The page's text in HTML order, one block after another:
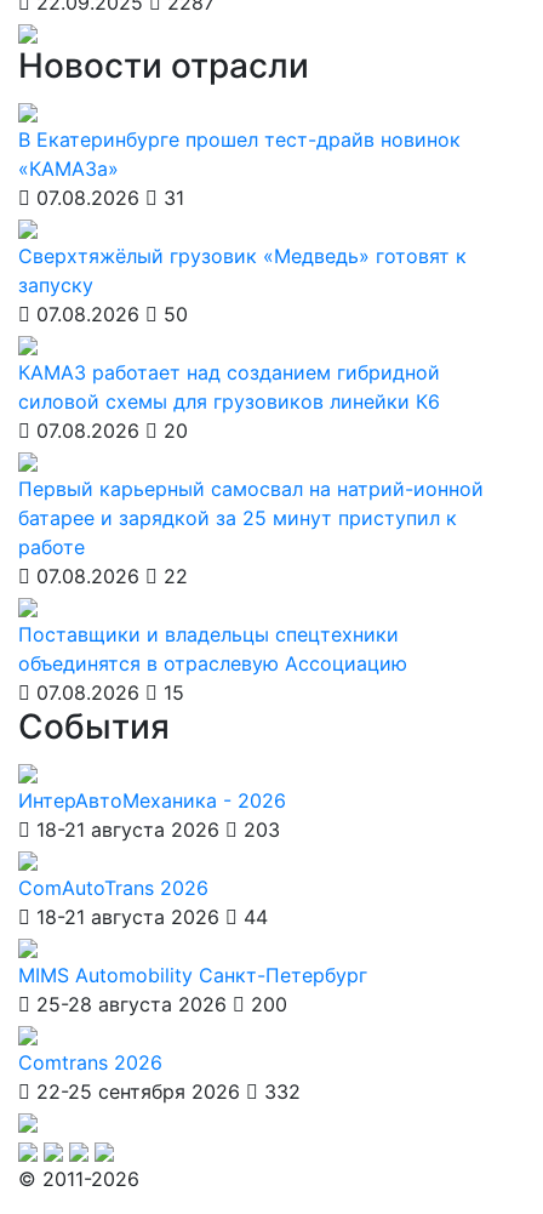
Новости отрасли
В Екатеринбурге прошел тест-драйв новинок
«КАМАЗа»
07.08.2026
31
Сверхтяжёлый грузовик «Медведь» готовят к
запуску
07.08.2026
50
КАМАЗ работает над созданием гибридной
силовой схемы для грузовиков линейки К6
07.08.2026
20
Первый карьерный самосвал на натрий-ионной
батарее и зарядкой за 25 минут приступил к
работе
07.08.2026
22
Поставщики и владельцы спецтехники
объединятся в отраслевую Ассоциацию
07.08.2026
15
События
ИнтерАвтоМеханика - 2026
18-21 августа 2026
203
ComAutoTrans 2026
18-21 августа 2026
44
MIMS Automobility Санкт-Петербург
25-28 августа 2026
200
Comtrans 2026
22-25 сентября 2026
332
© 2011-2026